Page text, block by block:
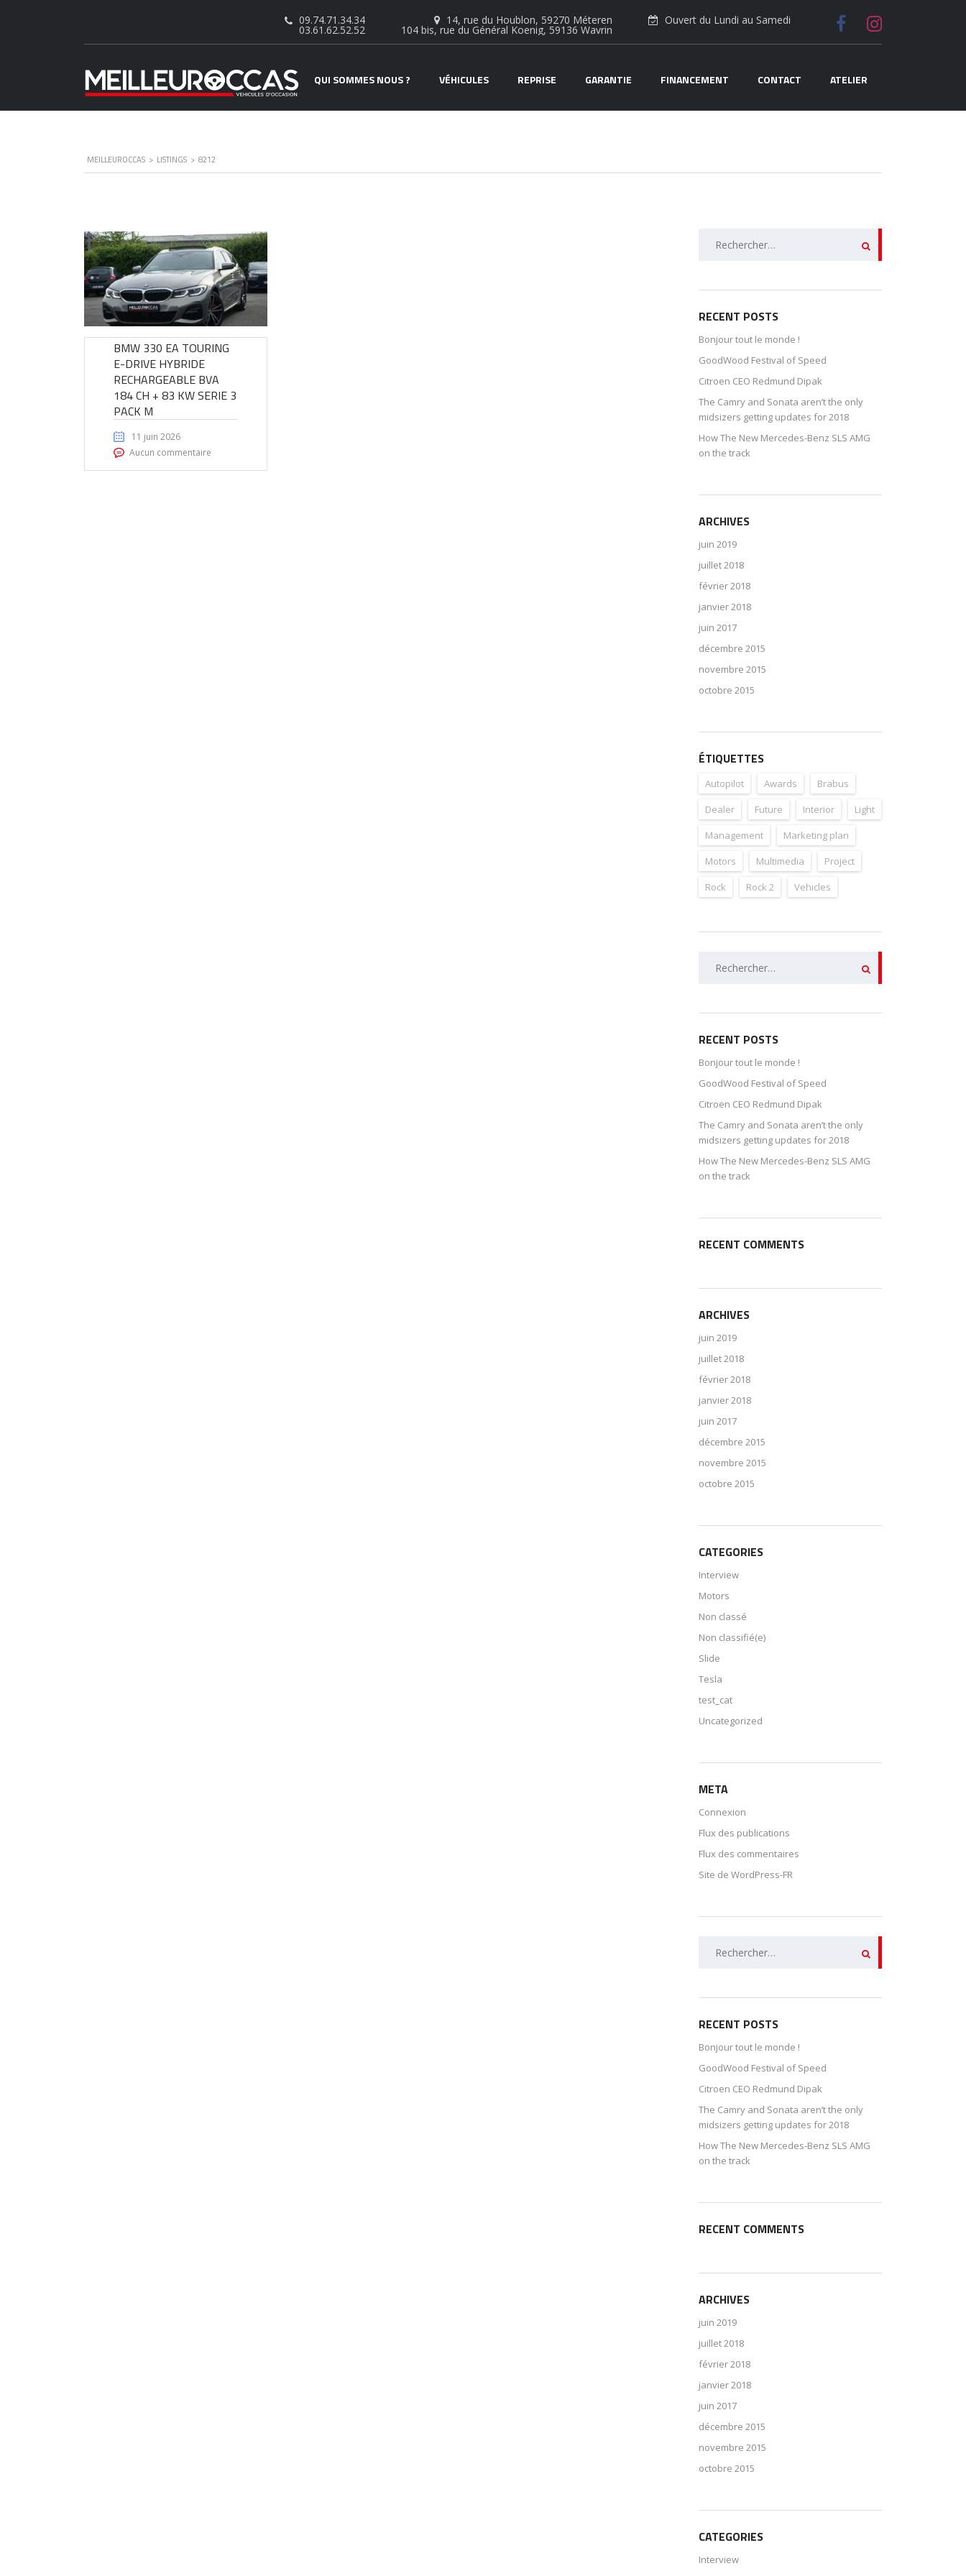
Ouvert du Lundi au Samedi
14, rue du Houblon, 59270 Méteren
104 bis, rue du Général Koenig, 59136 Wavrin
09.74.71.34.34
03.61.62.52.52
QUI SOMMES NOUS ? VÉHICULES REPRISE GARANTIE FINANCEMENT CONTACT ATELIER
MEILLEUROCCAS > LISTINGS > 8212
BMW 330 EA TOURING
E-DRIVE HYBRIDE
RECHARGEABLE BVA
184 CH + 83 KW SERIE 3
PACK M
11 juin 2026
Aucun commentaire
RECENT POSTS
Bonjour tout le monde !
GoodWood Festival of Speed
Citroen CEO Redmund Dipak
The Camry and Sonata aren’t the only
midsizers getting updates for 2018
How The New Mercedes-Benz SLS AMG
on the track
ARCHIVES
juin 2019
juillet 2018
février 2018
janvier 2018
juin 2017
décembre 2015
novembre 2015
octobre 2015
ÉTIQUETTES
Autopilot Awards
Brabus
Dealer
Future Interior
Light
Management
Marketing plan
Motors
Multimedia
Project
Rock
Rock 2 Vehicles
RECENT POSTS
Bonjour tout le monde !
GoodWood Festival of Speed
Citroen CEO Redmund Dipak
The Camry and Sonata aren’t the only
midsizers getting updates for 2018
How The New Mercedes-Benz SLS AMG
on the track
RECENT COMMENTS
ARCHIVES
juin 2019
juillet 2018
février 2018
janvier 2018
juin 2017
décembre 2015
novembre 2015
octobre 2015
CATEGORIES
Interview
Motors
Non classé
Non classifié(e)
Slide
Tesla
test_cat
Uncategorized
META
Connexion
Flux des publications
Flux des commentaires
Site de WordPress-FR
RECENT POSTS
Bonjour tout le monde !
GoodWood Festival of Speed
Citroen CEO Redmund Dipak
The Camry and Sonata aren’t the only
midsizers getting updates for 2018
How The New Mercedes-Benz SLS AMG
on the track
RECENT COMMENTS
ARCHIVES
juin 2019
juillet 2018
février 2018
janvier 2018
juin 2017
décembre 2015
novembre 2015
octobre 2015
CATEGORIES
Interview